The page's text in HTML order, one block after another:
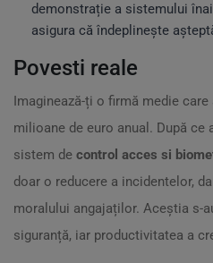
demonstrație a sistemului
asigura că îndeplinește
Povesti reale
Imaginează-ți o firmă medie
milioane de euro anual. După ce
sistem de control acces si
doar o reducere a incidentelor,
moralului angajaților. Aceștia s-
siguranță, iar productivitatea a